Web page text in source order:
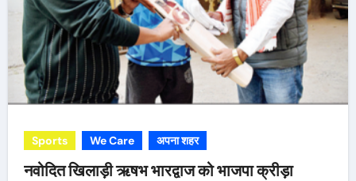
Sports We Care अपना शहर
नवोदित खिलाड़ी ऋषभ भारद्वाज को भाजपा क्रीड़ा